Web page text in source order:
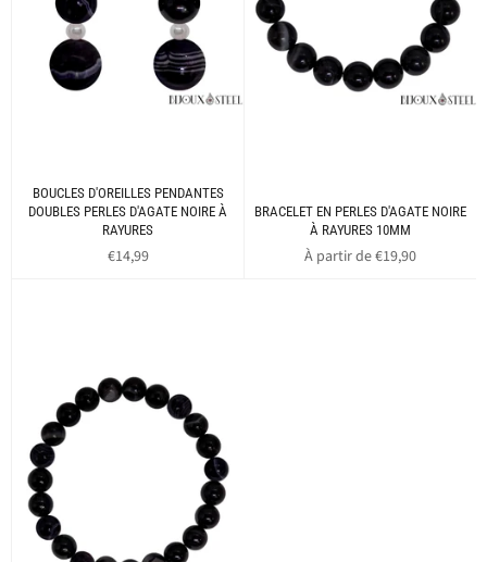
BOUCLES D'OREILLES PENDANTES
DOUBLES PERLES D'AGATE NOIRE À
RAYURES
Prix
€14,99
BRACELET EN PERLES D'AGATE NOIRE
À RAYURES 10MM
À partir de €19,90